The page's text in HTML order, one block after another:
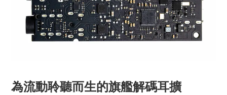
為流動聆聽而生的旗艦解碼耳擴